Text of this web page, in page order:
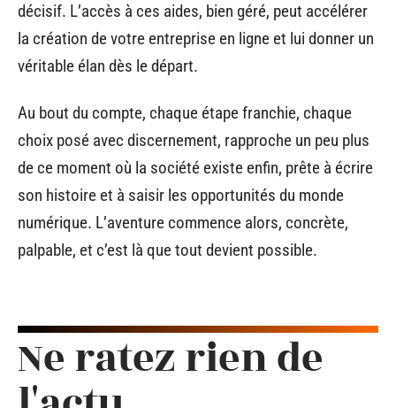
décisif. L’accès à ces aides, bien géré, peut accélérer
la création de votre entreprise en ligne et lui donner un
véritable élan dès le départ.
Au bout du compte, chaque étape franchie, chaque
choix posé avec discernement, rapproche un peu plus
de ce moment où la société existe enfin, prête à écrire
son histoire et à saisir les opportunités du monde
numérique. L’aventure commence alors, concrète,
palpable, et c’est là que tout devient possible.
Ne ratez rien de